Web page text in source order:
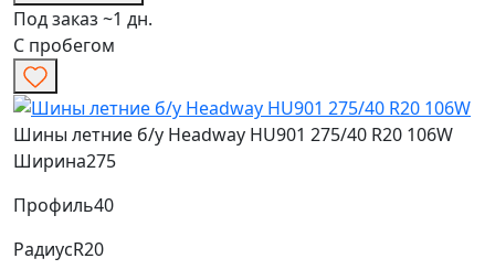
Под заказ ~1 дн.
С пробегом
Шины летние б/у Headway HU901 275/40 R20 106W
Ширина275
Профиль40
РадиусR20